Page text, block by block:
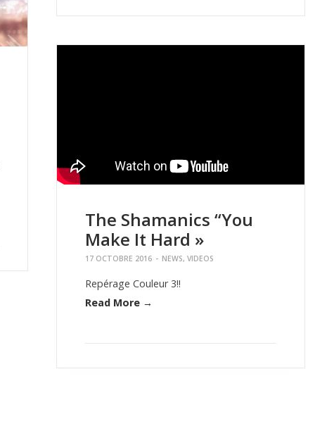
The Shamanics “You
Make It Hard »
17 OCTOBRE 2016 - NEWS, VIDEOS
Repérage Couleur 3!!
Read More →